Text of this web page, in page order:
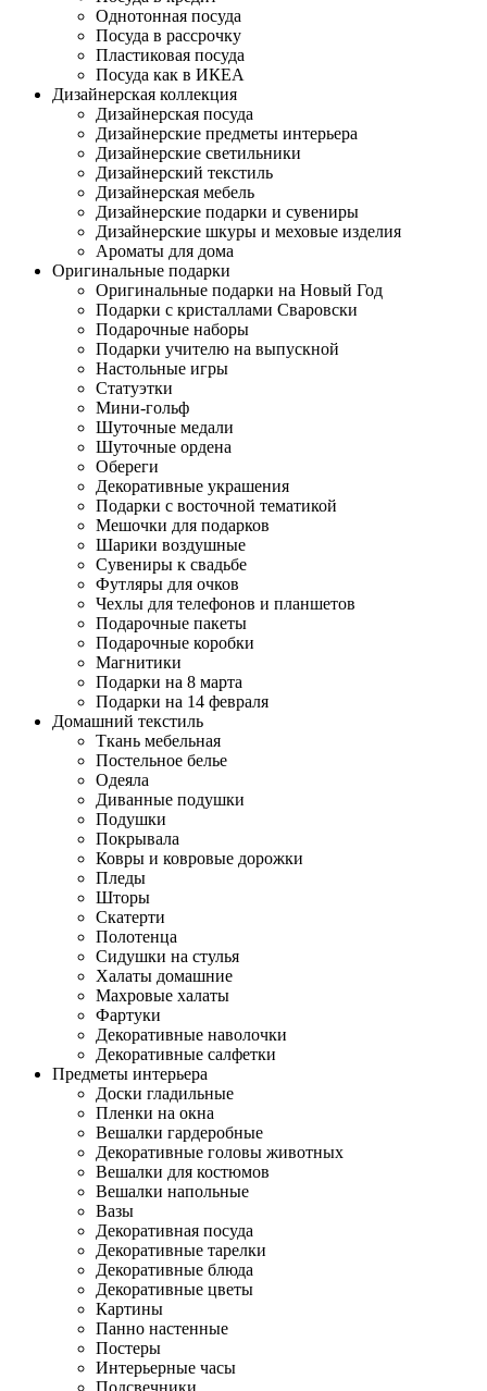
Однотонная посуда
Посуда в рассрочку
Пластиковая посуда
Посуда как в ИКЕА
Дизайнерская коллекция
Дизайнерская посуда
Дизайнерские предметы интерьера
Дизайнерские светильники
Дизайнерский текстиль
Дизайнерская мебель
Дизайнерские подарки и сувениры
Дизайнерские шкуры и меховые изделия
Ароматы для дома
Оригинальные подарки
Оригинальные подарки на Новый Год
Подарки с кристаллами Сваровски
Подарочные наборы
Подарки учителю на выпускной
Настольные игры
Статуэтки
Мини-гольф
Шуточные медали
Шуточные ордена
Обереги
Декоративные украшения
Подарки с восточной тематикой
Мешочки для подарков
Шарики воздушные
Сувениры к свадьбе
Футляры для очков
Чехлы для телефонов и планшетов
Подарочные пакеты
Подарочные коробки
Магнитики
Подарки на 8 марта
Подарки на 14 февраля
Домашний текстиль
Ткань мебельная
Постельное белье
Одеяла
Диванные подушки
Подушки
Покрывала
Ковры и ковровые дорожки
Пледы
Шторы
Скатерти
Полотенца
Сидушки на стулья
Халаты домашние
Махровые халаты
Фартуки
Декоративные наволочки
Декоративные салфетки
Предметы интерьера
Доски гладильные
Пленки на окна
Вешалки гардеробные
Декоративные головы животных
Вешалки для костюмов
Вешалки напольные
Вазы
Декоративная посуда
Декоративные тарелки
Декоративные блюда
Декоративные цветы
Картины
Панно настенные
Постеры
Интерьерные часы
Подсвечники